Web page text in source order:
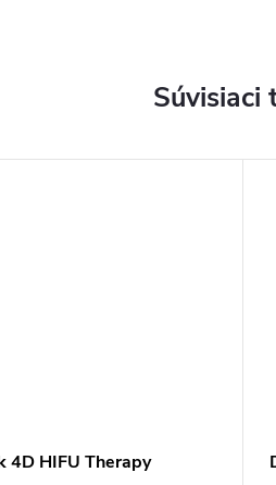
Súvisiaci
4D HIFU Therapy